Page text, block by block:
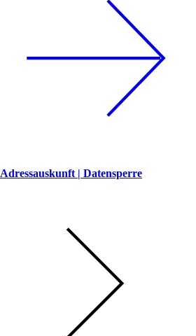
Adressauskunft | Datensperre